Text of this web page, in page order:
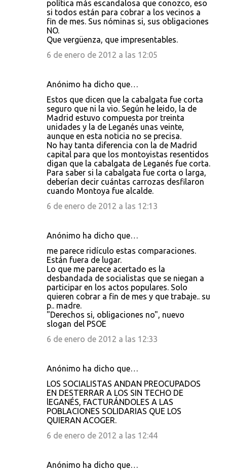
política más escandalosa que conozco, eso
si todos están para cobrar a los vecinos a
fin de mes. Sus nóminas si, sus obligaciones
NO.
Que vergüenza, que impresentables.
6 de enero de 2012 a las 12:05
Anónimo ha dicho que…
Estos que dicen que la cabalgata fue corta
seguro que ni la vio. Según he leido, la de
Madrid estuvo compuesta por treinta
unidades y la de Leganés unas veinte,
aunque en esta noticia no se precisa.
No hay tanta diferencia con la de Madrid
capital para que los montoyistas resentidos
digan que la cabalgata de Leganés fue corta.
Para saber si la cabalgata fue corta o larga,
deberían decir cuántas carrozas desfilaron
cuando Montoya fue alcalde.
6 de enero de 2012 a las 12:13
Anónimo ha dicho que…
me parece ridículo estas comparaciones.
Están fuera de lugar.
Lo que me parece acertado es la
desbandada de socialistas que se niegan a
participar en los actos populares. Solo
quieren cobrar a fin de mes y que trabaje.. su
p.. madre.
"Derechos si, obligaciones no", nuevo
slogan del PSOE
6 de enero de 2012 a las 12:33
Anónimo ha dicho que…
LOS SOCIALISTAS ANDAN PREOCUPADOS
EN DESTERRAR A LOS SIN TECHO DE
lEGANÉS, FACTURÁNDOLES A LAS
POBLACIONES SOLIDARIAS QUE LOS
QUIERAN ACOGER.
6 de enero de 2012 a las 12:44
Anónimo ha dicho que…